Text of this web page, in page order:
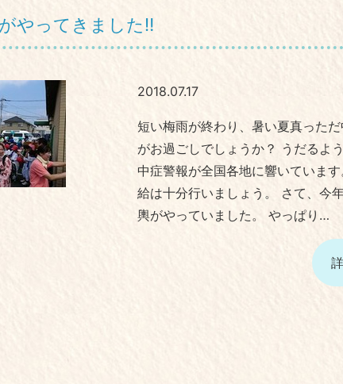
やってきました‼
2018.07.17
短い梅雨が終わり、暑い夏真った
がお過ごしでしょうか？ うだるよ
中症警報が全国各地に響いていま
給は十分行いましょう。 さて、今
輿がやっていました。 やっぱり…